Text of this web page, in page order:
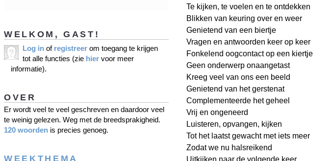
Te kijken, te voelen en te ontdekken
Blikken van keuring over en weer
Genietend van een biertje
Vragen en antwoorden keer op keer
Fonkelend oogcontact op een kiertje
Geen onderwerp onaangetast
Kreeg veel van ons een beeld
Genietend van het gerstenat
Complementeerde het geheel
Vrij en ongeneerd
Luisteren, opvangen, kijken
Tot het laatst gewacht met iets meer
Zodat we nu halsreikend
WELKOM, GAST!
Log in of registreer om toegang te krijgen
tot alle functies (zie hier voor meer
informatie).
OVER
Er wordt veel te veel geschreven en daardoor veel
te weinig gelezen. Weg met de breedsprakigheid.
120 woorden is precies genoeg.
WEEKTHEMA